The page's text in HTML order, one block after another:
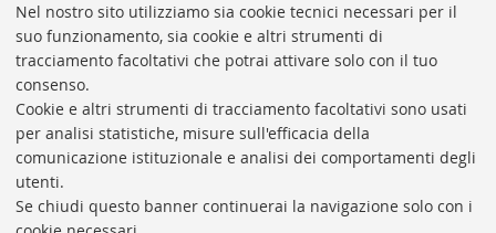
Nel nostro sito utilizziamo sia cookie tecnici necessari per il
suo funzionamento, sia cookie e altri strumenti di
tracciamento facoltativi che potrai attivare solo con il tuo
consenso.
Cookie e altri strumenti di tracciamento facoltativi sono usati
per analisi statistiche, misure sull'efficacia della
comunicazione istituzionale e analisi dei comportamenti degli
utenti.
Se chiudi questo banner continuerai la navigazione solo con i
2098615 dal lunedì al venerdì dalle 9:00 alle 13:00
E-MAIL
archiviostorico@unibo.it